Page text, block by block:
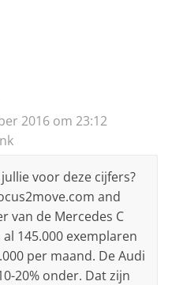
2016 om 23:12
voor deze cijfers?
and
van de Mercedes C
145.000 exemplaren
per maand. De Audi
20% onder. Dat zijn